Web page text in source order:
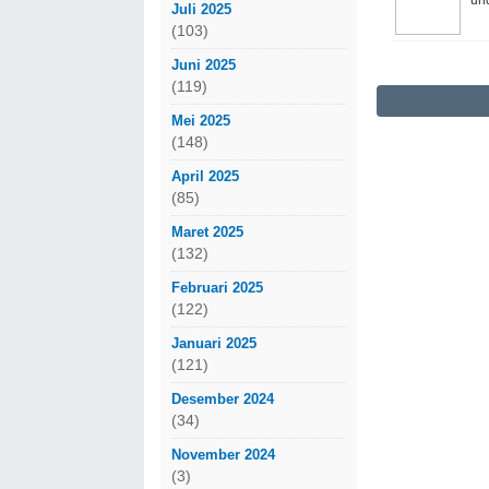
Juli 2025
(103)
Juni 2025
(119)
Mei 2025
(148)
April 2025
(85)
Maret 2025
(132)
Februari 2025
(122)
Januari 2025
(121)
Desember 2024
(34)
November 2024
(3)